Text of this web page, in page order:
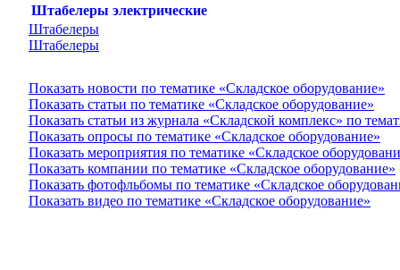
Штабелеры электрические
Штабелеры
Штабелеры
Показать новости по тематике «Складское оборудование»
Показать статьи по тематике «Складское оборудование»
Показать статьи из журнала «Складской комплекс» по
Показать опросы по тематике «Складское оборудование»
Показать мероприятия по тематике «Складское
Показать компании по тематике «Складское оборудование»
Показать фотофльбомы по тематике «Складское
Показать видео по тематике «Складское оборудование»